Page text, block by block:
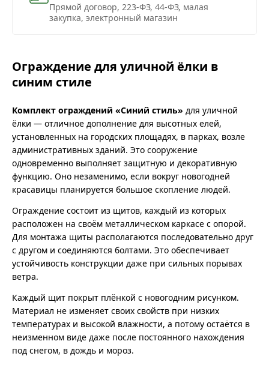
Прямой договор, 223-ФЗ, 44-ФЗ, малая
закупка, электронный магазин
Ограждение для уличной ёлки в
синим стиле
Комплект ограждений «Синий стиль» для уличной
ёлки — отличное дополнение для высотных елей,
установленных на городских площадях, в парках, возле
административных зданий. Это сооружение
одновременно выполняет защитную и декоративную
функцию. Оно незаменимо, если вокруг новогодней
красавицы планируется большое скопление людей.
Ограждение состоит из щитов, каждый из которых
расположен на своём металлическом каркасе с опорой.
Для монтажа щиты располагаются последовательно друг
с другом и соединяются болтами. Это обеспечивает
устойчивость конструкции даже при сильных порывах
ветра.
Каждый щит покрыт плёнкой с новогодним рисунком.
Материал не изменяет своих свойств при низких
температурах и высокой влажности, а потому остаётся в
неизменном виде даже после постоянного нахождения
под снегом, в дождь и мороз.